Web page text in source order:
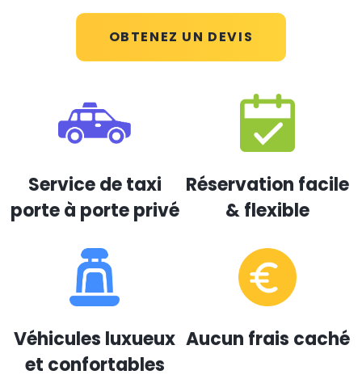
OBTENEZ UN DEVIS
Service de taxi
porte à porte privé
Réservation facile
& flexible
Véhicules luxueux
et confortables
Aucun frais caché